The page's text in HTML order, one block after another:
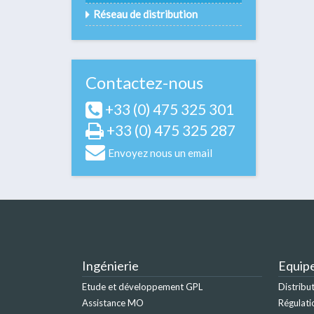
Réseau de distribution
Contactez-nous
+33 (0) 475 325 301
+33 (0) 475 325 287
Envoyez nous un email
Ingénierie
Etude et développement GPL
Assistance MO